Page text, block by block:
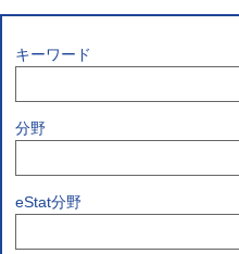
キーワード
分野
eStat分野